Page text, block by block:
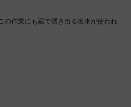
の作業にも蔵で湧き出る名水が使われ